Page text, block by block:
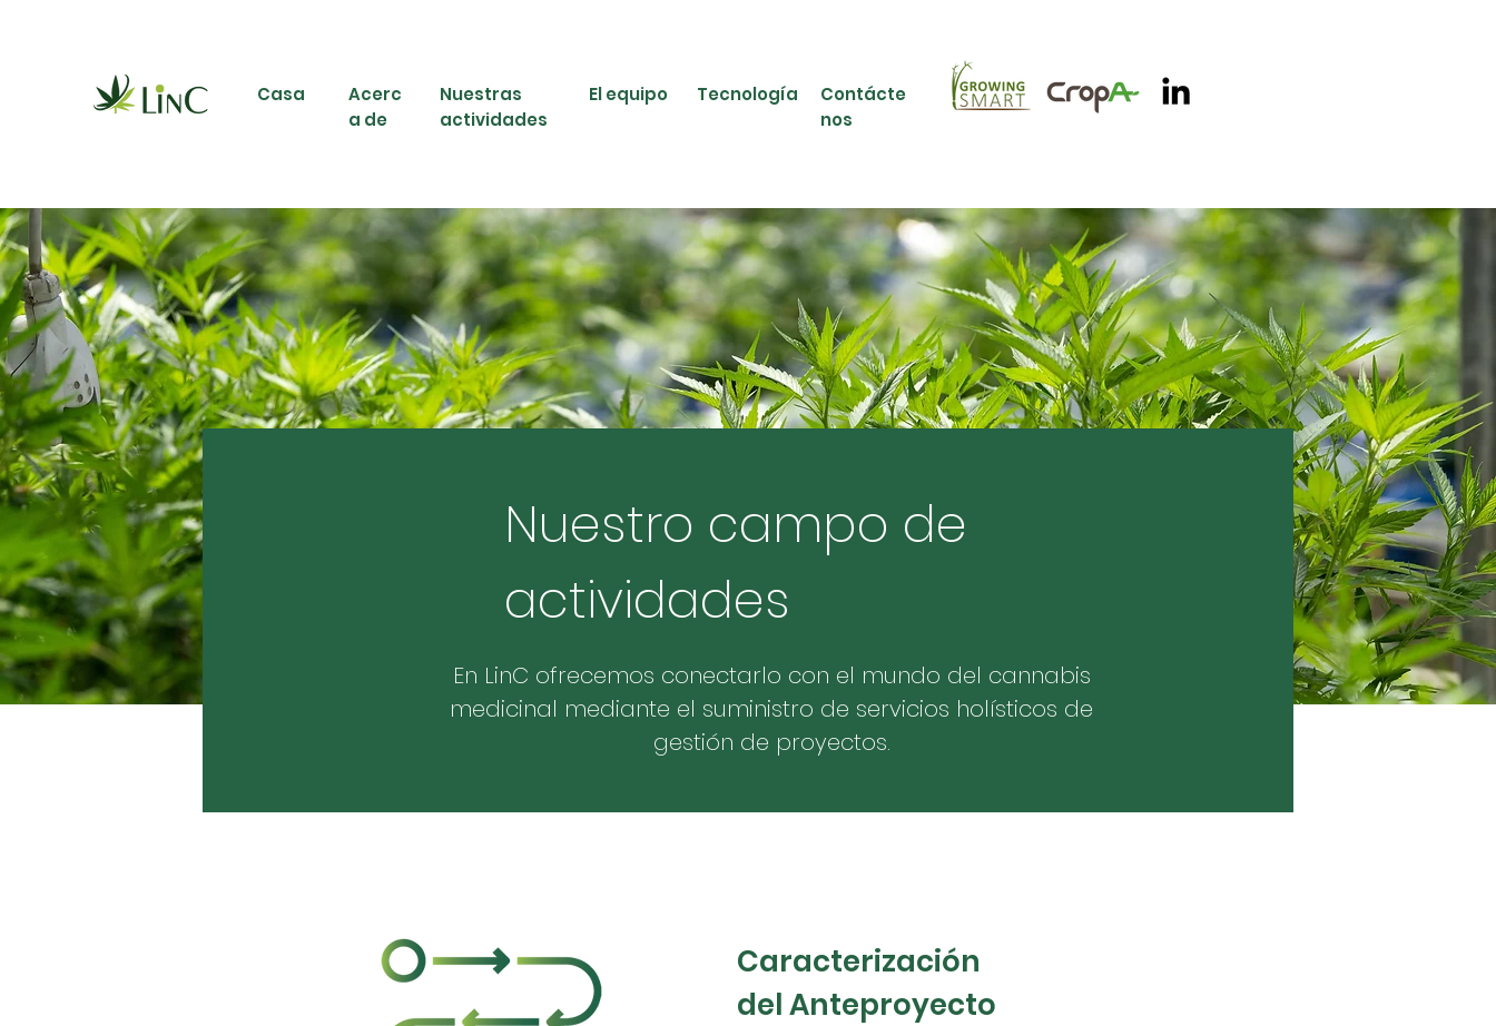
Casa
Acerc
a de
Nuestras
actividades
El equipo Tecnología
Contácte
nos
Nuestro campo de
actividades
En LinC ofrecemos conectarlo con el mundo del cannabis
medicinal mediante el suministro de servicios holísticos de
gestión de proyectos.
Caracterización
del Anteproyecto